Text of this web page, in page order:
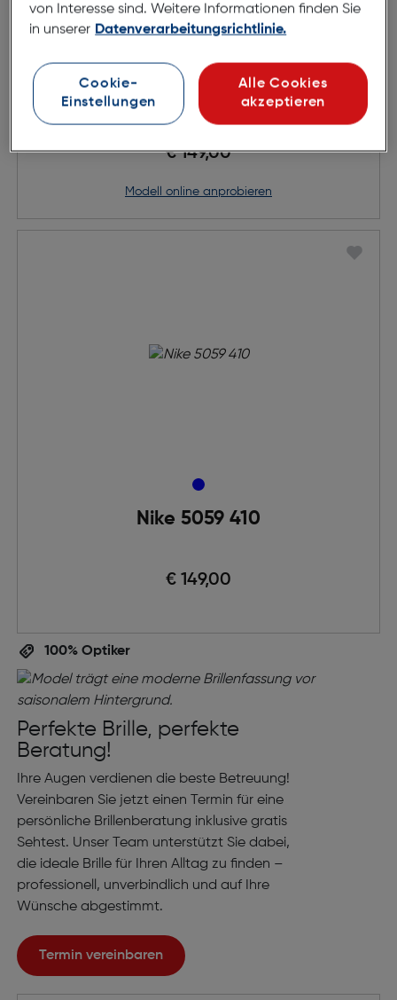
NIKE 7402 411
€ 149,00
Modell online anprobieren
Nike 5059 410
€ 149,00
100% Optiker
Perfekte Brille, perfekte
Beratung!
Ihre Augen verdienen die beste Betreuung!
Vereinbaren Sie jetzt einen Termin für eine
persönliche Brillenberatung inklusive gratis
Sehtest. Unser Team unterstützt Sie dabei,
die ideale Brille für Ihren Alltag zu finden –
professionell, unverbindlich und auf Ihre
Wünsche abgestimmt.
Termin vereinbaren
von Interesse sind. Weitere Informationen finden Sie
in unserer Datenverarbeitungsrichtlinie.
Cookie-
Einstellungen
Alle Cookies
akzeptieren